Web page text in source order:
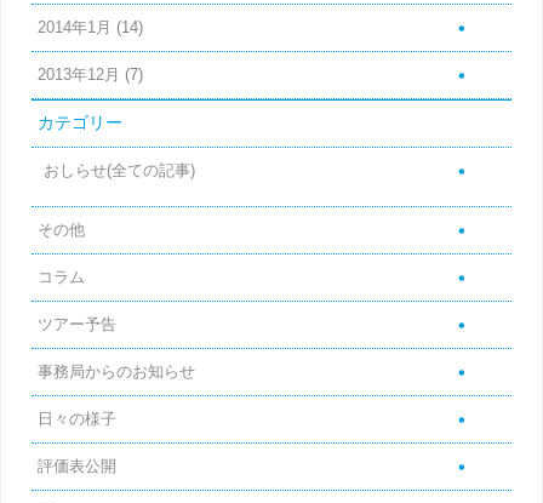
2014年1月 (14)
2013年12月 (7)
カテゴリー
おしらせ(全ての記事)
その他
コラム
ツアー予告
事務局からのお知らせ
日々の様子
評価表公開